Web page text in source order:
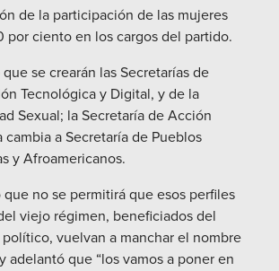
de la participación de las mujeres
por ciento en los cargos del partido.
se crearán las Secretarías de
Tecnológica y Digital, y de la
Sexual; la Secretaría de Acción
cambia a Secretaría de Pueblos
y Afroamericanos.
no se permitirá que esos perfiles
viejo régimen, beneficiados del
vuelvan a manchar el nombre
adelantó que “los vamos a poner en